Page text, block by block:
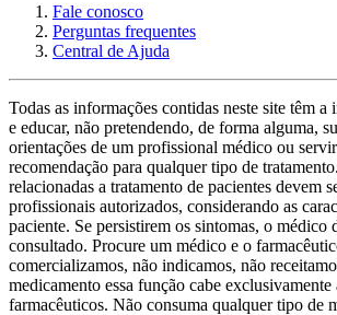
Fale conosco
Perguntas frequentes
Central de Ajuda
Todas as informações contidas neste site têm
e educar, não pretendendo, de forma alguma,
orientações de um profissional médico ou
recomendação para qualquer tipo de
relacionadas a tratamento de pacientes devem
profissionais autorizados, considerando as
paciente. Se persistirem os sintomas, o médico
consultado. Procure um médico e o
comercializamos, não indicamos, não
medicamento essa função cabe exclusivamente
farmacêuticos. Não consuma qualquer tipo de